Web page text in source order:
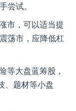
尝试。
市，可以适当提
荡市，应降低杠
等大盘蓝筹股，
、题材等小盘